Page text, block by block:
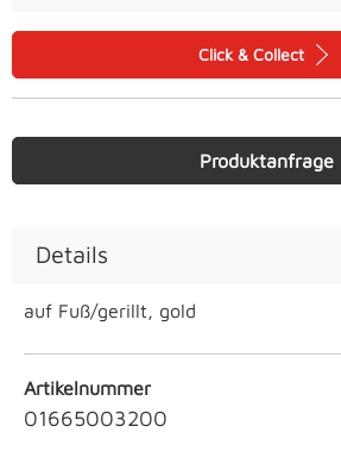
Click & Collect
Produktanfrage
Details
auf Fuß/gerillt, gold
Artikelnummer
01665003200